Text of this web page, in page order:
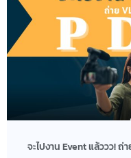
จะไปงาน Event แล้ววว! ถ่